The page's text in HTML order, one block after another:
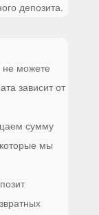
депозита.
не можете
зависит от
сумму
мы